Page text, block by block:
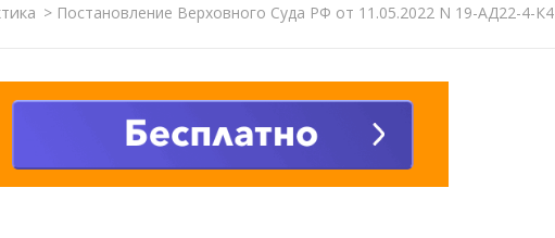
> Постановление Верховного Суда РФ от 11.05.2022 N 19-АД22-4-К4